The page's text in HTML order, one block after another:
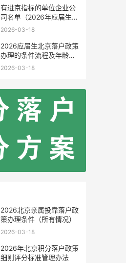
有进京指标的单位企业公
司名单（2026年应届生留
学生）
2026-03-18
2026应届生北京落户政策
办理的条件流程及年龄限
制
2026-03-18
2026北京亲属投靠落户政
策办理条件（所有情况）
2026-03-18
2026年北京积分落户政策
细则评分标准管理办法